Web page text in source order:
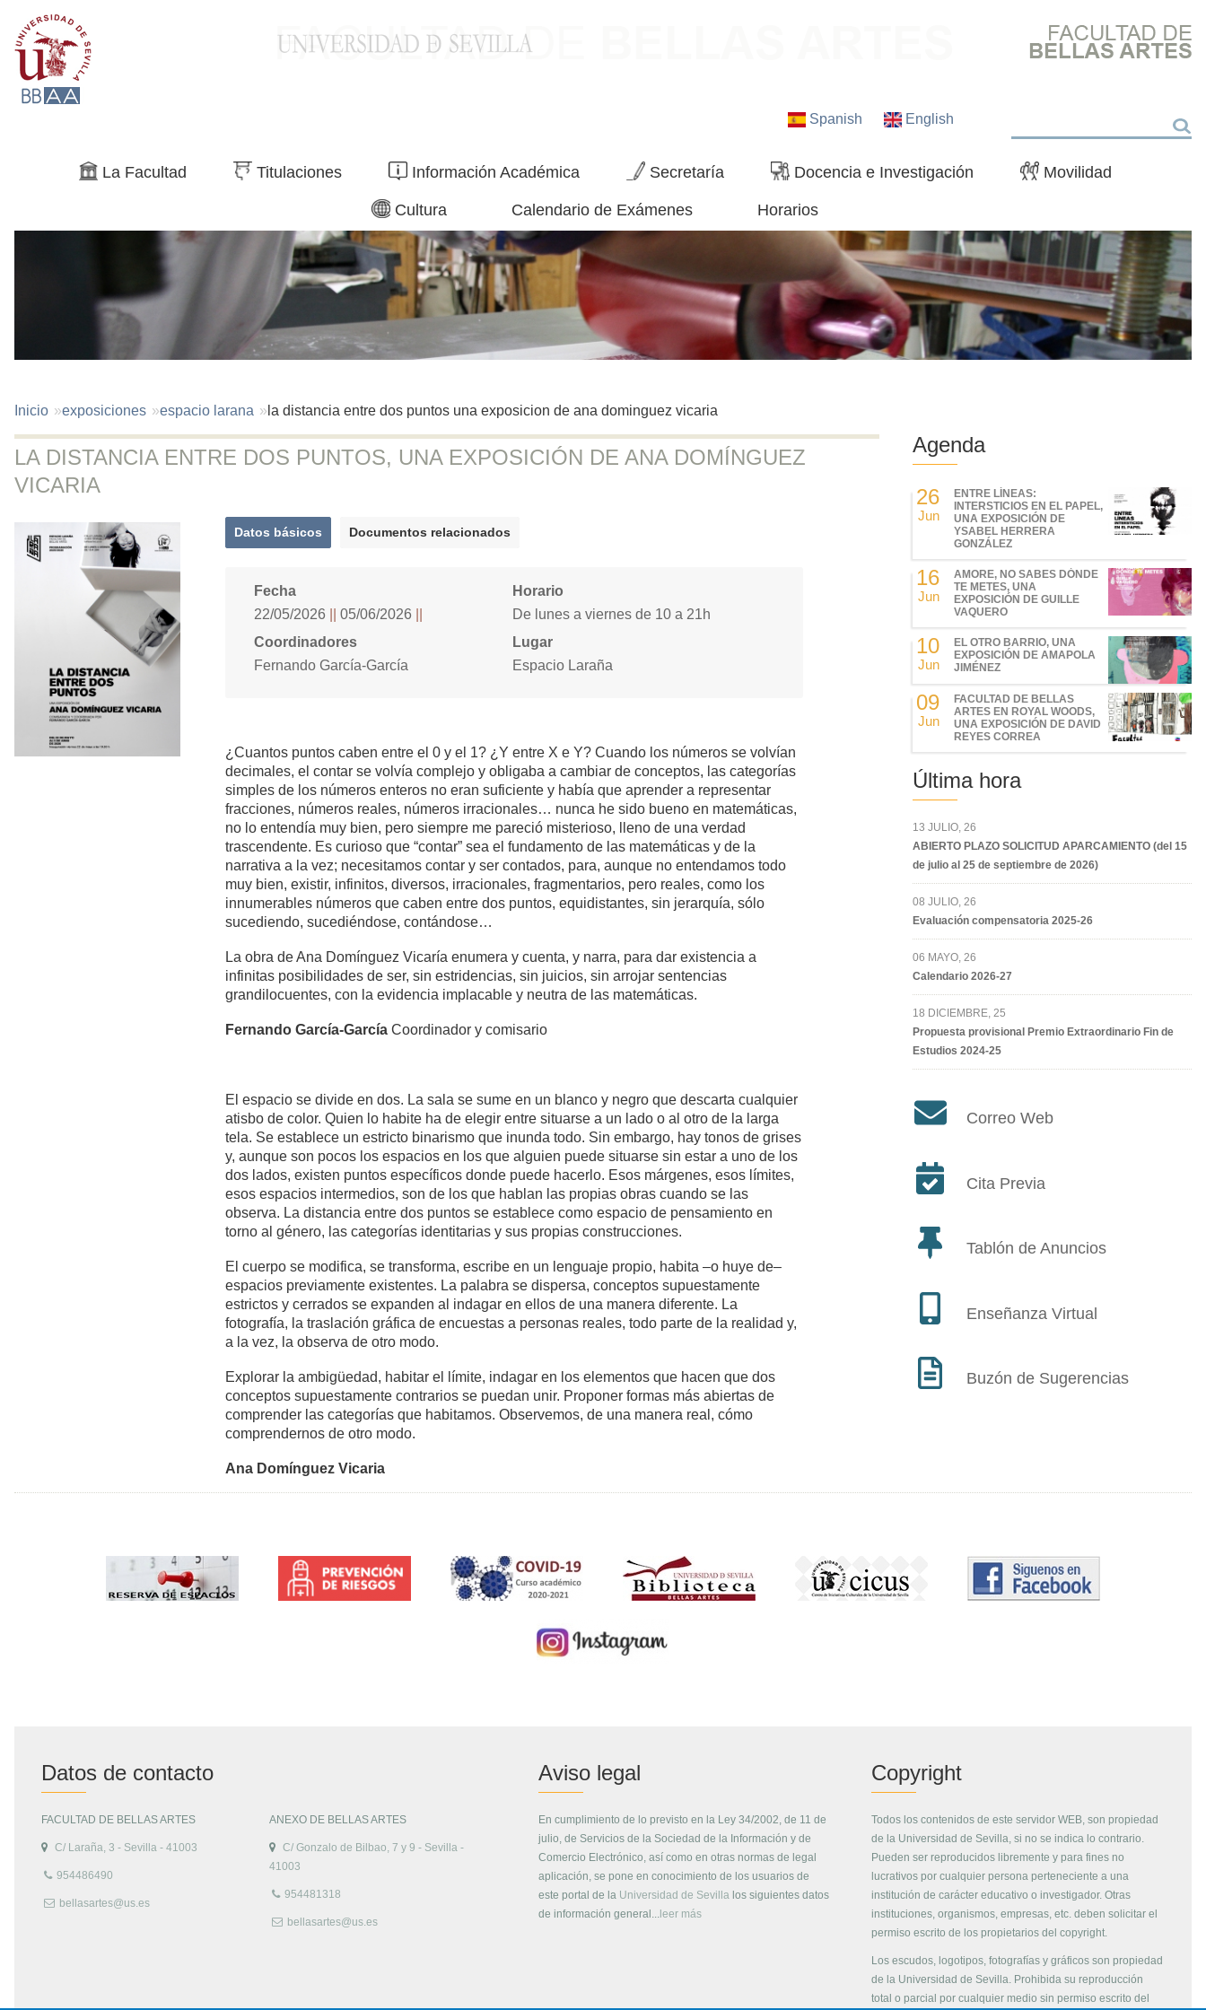
Spanish English
Buscar La Facultad Titulaciones Información Académica Secretaría Docencia e Investigación
Movilidad
Cultura
Calendario de Exámenes Horarios
You
here:
Inicio exposiciones espacio larana la distancia entre dos puntos una exposicion de ana dominguez vicaria
LA DISTANCIA ENTRE DOS PUNTOS, UNA EXPOSICIÓN DE ANA DOMÍNGUEZ
VICARIA
Datos básicos
(solapa
Documentos relacionados
Fecha
22/05/2026
05/06/2026
Horario
De lunes a viernes de 10 a 21h
Coordinadores
Fernando García-García
Lugar
Espacio Laraña
¿Cuantos puntos caben entre el 0 y el 1? ¿Y entre X e Y? Cuando los números se volvían
decimales, el contar se volvía complejo y obligaba a cambiar de conceptos, las categorías
simples de los números enteros no eran suficiente y había que aprender a representar
fracciones, números reales, números irracionales… nunca he sido bueno en matemáticas,
no lo entendía muy bien, pero siempre me pareció misterioso, lleno de una verdad
trascendente. Es curioso que “contar” sea el fundamento de las matemáticas y de la
narrativa a la vez; necesitamos contar y ser contados, para, aunque no entendamos todo
muy bien, existir, infinitos, diversos, irracionales, fragmentarios, pero reales, como los
innumerables números que caben entre dos puntos, equidistantes, sin jerarquía, sólo
sucediendo, sucediéndose, contándose…
La obra de Ana Domínguez Vicaría enumera y cuenta, y narra, para dar existencia a
infinitas posibilidades de ser, sin estridencias, sin juicios, sin arrojar sentencias
grandilocuentes, con la evidencia implacable y neutra de las matemáticas.
Fernando García-García Coordinador y comisario
El espacio se divide en dos. La sala se sume en un blanco y negro que descarta cualquier
atisbo de color. Quien lo habite ha de elegir entre situarse a un lado o al otro de la larga
tela. Se establece un estricto binarismo que inunda todo. Sin embargo, hay tonos de grises
y, aunque son pocos los espacios en los que alguien puede situarse sin estar a uno de los
dos lados, existen puntos específicos donde puede hacerlo. Esos márgenes, esos límites,
esos espacios intermedios, son de los que hablan las propias obras cuando se las
observa. La distancia entre dos puntos se establece como espacio de pensamiento en
torno al género, las categorías identitarias y sus propias construcciones.
El cuerpo se modifica, se transforma, escribe en un lenguaje propio, habita –o huye de–
espacios previamente existentes. La palabra se dispersa, conceptos supuestamente
estrictos y cerrados se expanden al indagar en ellos de una manera diferente. La
fotografía, la traslación gráfica de encuestas a personas reales, todo parte de la realidad y,
a la vez, la observa de otro modo.
Explorar la ambigüedad, habitar el límite, indagar en los elementos que hacen que dos
conceptos supuestamente contrarios se puedan unir. Proponer formas más abiertas de
comprender las categorías que habitamos. Observemos, de una manera real, cómo
comprendernos de otro modo.
Ana Domínguez Vicaria
Agenda
26
Jun
ENTRE LÍNEAS:
INTERSTICIOS EN EL PAPEL,
UNA EXPOSICIÓN DE
YSABEL HERRERA
GONZÁLEZ
16
Jun
AMORE, NO SABES DÓNDE
TE METES, UNA
EXPOSICIÓN DE GUILLE
VAQUERO
10
Jun
EL OTRO BARRIO, UNA
EXPOSICIÓN DE AMAPOLA
JIMÉNEZ
09
Jun
FACULTAD DE BELLAS
ARTES EN ROYAL WOODS,
UNA EXPOSICIÓN DE DAVID
REYES CORREA
Última hora
13 JULIO, 26
ABIERTO PLAZO SOLICITUD APARCAMIENTO (del 15
de julio al 25 de septiembre de 2026)
08 JULIO, 26
Evaluación compensatoria 2025-26
06 MAYO, 26
Calendario 2026-27
18 DICIEMBRE, 25
Propuesta provisional Premio Extraordinario Fin de
Estudios 2024-25
Correo Web
Cita Previa
Tablón de Anuncios
Enseñanza Virtual
Buzón de Sugerencias
Datos de contacto
FACULTAD DE BELLAS ARTES
C/ Laraña, 3 - Sevilla - 41003
954486490
bellasartes@us.es
ANEXO DE BELLAS ARTES
C/ Gonzalo de Bilbao, 7 y 9 - Sevilla -
41003
954481318
bellasartes@us.es
Aviso legal
En cumplimiento de lo previsto en la Ley 34/2002, de 11 de
julio, de Servicios de la Sociedad de la Información y de
Comercio Electrónico, así como en otras normas de legal
aplicación, se pone en conocimiento de los usuarios de
este portal de la Universidad de Sevilla los siguientes datos
de información general... leer más
Copyright
Todos los contenidos de este servidor WEB, son propiedad
de la Universidad de Sevilla, si no se indica lo contrario.
Pueden ser reproducidos libremente y para fines no
lucrativos por cualquier persona perteneciente a una
institución de carácter educativo o investigador. Otras
instituciones, organismos, empresas, etc. deben solicitar el
permiso escrito de los propietarios del copyright.
Los escudos, logotipos, fotografías y gráficos son propiedad
de la Universidad de Sevilla. Prohibida su reproducción
total o parcial por cualquier medio sin permiso escrito del